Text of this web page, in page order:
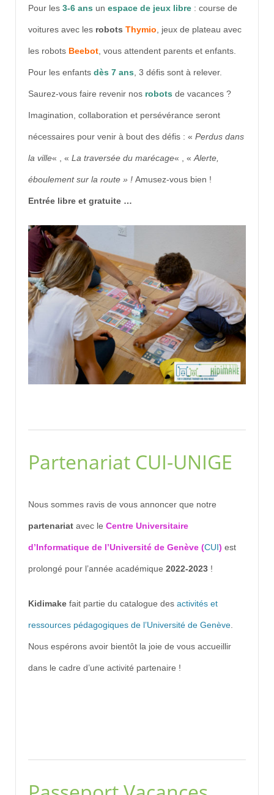
Pour les 3-6 ans un espace de jeux libre : course de
voitures avec les robots Thymio , jeux de plateau avec
les robots Beebot , vous attendent parents et enfants.
Pour les enfants dès 7 ans , 3 défis sont à relever.
Saurez-vous faire revenir nos robots de vacances ?
Imagination, collaboration et persévérance seront
nécessaires pour venir à bout des défis : « Perdus dans
la ville« , « La traversée du marécage« , « Alerte,
éboulement sur la route » ! Amusez-vous bien !
Entrée libre et gratuite …
Partenariat CUI-UNIGE
Nous sommes ravis de vous annoncer que notre
partenariat avec le Centre Universitaire
d’Informatique de l’Université de Genève (CUI) est
prolongé pour l’année académique 2022-2023 !
Kidimake fait partie du catalogue des activités et
ressources pédagogiques de l’Université de Genève
Nous espérons avoir bientôt la joie de vous accueillir
dans le cadre d’une activité partenaire !